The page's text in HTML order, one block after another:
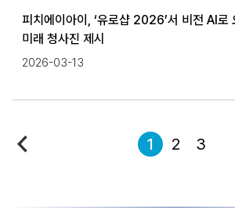
피치에이아이, ‘유로샵 2026’서 비전 AI로
미래 청사진 제시
2026-03-13
1 2 3